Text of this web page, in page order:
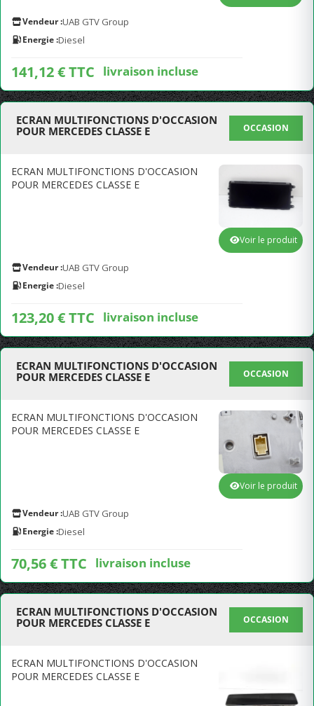
Vendeur :UAB GTV Group
Energie :Diesel
141,12 € TTC livraison incluse
ECRAN MULTIFONCTIONS D'OCCASION
POUR MERCEDES CLASSE E
OCCASION
ECRAN MULTIFONCTIONS D'OCCASION
POUR MERCEDES CLASSE E
Vendeur :UAB GTV Group
Energie :Diesel
123,20 € TTC livraison incluse
Voir le produit
ECRAN MULTIFONCTIONS D'OCCASION
POUR MERCEDES CLASSE E
OCCASION
ECRAN MULTIFONCTIONS D'OCCASION
POUR MERCEDES CLASSE E
Vendeur :UAB GTV Group
Energie :Diesel
70,56 € TTC livraison incluse
Voir le produit
ECRAN MULTIFONCTIONS D'OCCASION
POUR MERCEDES CLASSE E
OCCASION
ECRAN MULTIFONCTIONS D'OCCASION
POUR MERCEDES CLASSE E